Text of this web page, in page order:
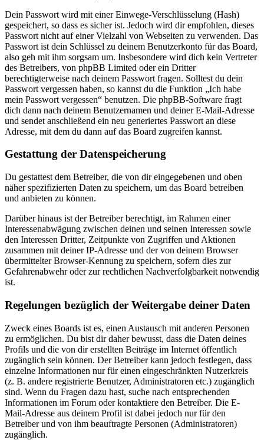
Dein Passwort wird mit einer Einwege-Verschlüsselung (Hash)
gespeichert, so dass es sicher ist. Jedoch wird dir empfohlen, dieses
Passwort nicht auf einer Vielzahl von Webseiten zu verwenden. Das
Passwort ist dein Schlüssel zu deinem Benutzerkonto für das Board,
also geh mit ihm sorgsam um. Insbesondere wird dich kein Vertreter
des Betreibers, von phpBB Limited oder ein Dritter
berechtigterweise nach deinem Passwort fragen. Solltest du dein
Passwort vergessen haben, so kannst du die Funktion „Ich habe
mein Passwort vergessen“ benutzen. Die phpBB-Software fragt
dich dann nach deinem Benutzernamen und deiner E-Mail-Adresse
und sendet anschließend ein neu generiertes Passwort an diese
Adresse, mit dem du dann auf das Board zugreifen kannst.
Gestattung der Datenspeicherung
Du gestattest dem Betreiber, die von dir eingegebenen und oben
näher spezifizierten Daten zu speichern, um das Board betreiben
und anbieten zu können.
Darüber hinaus ist der Betreiber berechtigt, im Rahmen einer
Interessenabwägung zwischen deinen und seinen Interessen sowie
den Interessen Dritter, Zeitpunkte von Zugriffen und Aktionen
zusammen mit deiner IP-Adresse und der von deinem Browser
übermittelter Browser-Kennung zu speichern, sofern dies zur
Gefahrenabwehr oder zur rechtlichen Nachverfolgbarkeit notwendig
ist.
Regelungen bezüglich der Weitergabe deiner Daten
Zweck eines Boards ist es, einen Austausch mit anderen Personen
zu ermöglichen. Du bist dir daher bewusst, dass die Daten deines
Profils und die von dir erstellten Beiträge im Internet öffentlich
zugänglich sein können. Der Betreiber kann jedoch festlegen, dass
einzelne Informationen nur für einen eingeschränkten Nutzerkreis
(z. B. andere registrierte Benutzer, Administratoren etc.) zugänglich
sind. Wenn du Fragen dazu hast, suche nach entsprechenden
Informationen im Forum oder kontaktiere den Betreiber. Die E-
Mail-Adresse aus deinem Profil ist dabei jedoch nur für den
Betreiber und von ihm beauftragte Personen (Administratoren)
zugänglich.